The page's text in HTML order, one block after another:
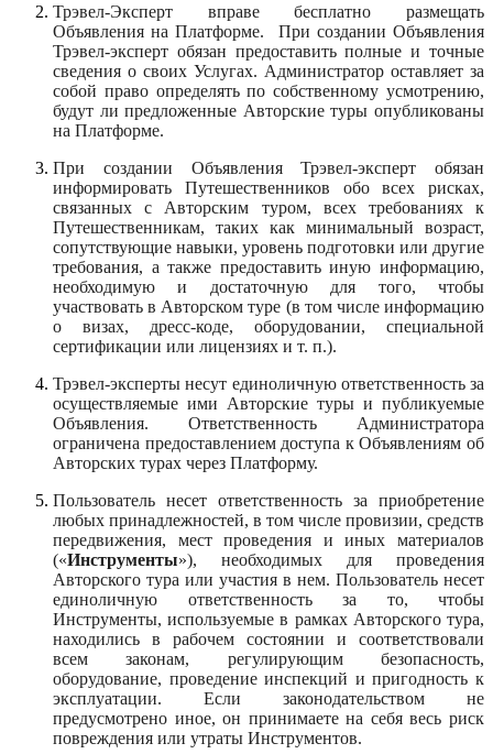
Трэвел-Эксперт вправе бесплатно размещать
Объявления на Платформе. При создании Объявления
Трэвел-эксперт обязан предоставить полные и точные
сведения о своих Услугах. Администратор оставляет за
собой право определять по собственному усмотрению,
будут ли предложенные Авторские туры опубликованы
на Платформе.
При создании Объявления Трэвел-эксперт обязан
информировать Путешественников обо всех рисках,
связанных с Авторским туром, всех требованиях к
Путешественникам, таких как минимальный возраст,
сопутствующие навыки, уровень подготовки или другие
требования, а также предоставить иную информацию,
необходимую и достаточную для того, чтобы
участвовать в Авторском туре (в том числе информацию
о визах, дресс-коде, оборудовании, специальной
сертификации или лицензиях и т. п.).
Трэвел-эксперты несут единоличную ответственность за
осуществляемые ими Авторские туры и публикуемые
Объявления. Ответственность Администратора
ограничена предоставлением доступа к Объявлениям об
Авторских турах через Платформу.
Пользователь несет ответственность за приобретение
любых принадлежностей, в том числе провизии, средств
передвижения, мест проведения и иных материалов
(«Инструменты»), необходимых для проведения
Авторского тура или участия в нем. Пользователь несет
единоличную ответственность за то, чтобы
Инструменты, используемые в рамках Авторского тура,
находились в рабочем состоянии и соответствовали
всем законам, регулирующим безопасность,
оборудование, проведение инспекций и пригодность к
эксплуатации. Если законодательством не
предусмотрено иное, он принимаете на себя весь риск
повреждения или утраты Инструментов.